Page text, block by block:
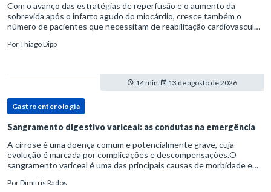
Com o avanço das estratégias de reperfusão e o aumento da
sobrevida após o infarto agudo do miocárdio, cresce também o
número de pacientes que necessitam de reabilitação cardiovascular
PorThiago Dipp
14 min. 13 de agosto de 2026
Gastroenterologia
Sangramento digestivo variceal: as condutas na emergência
A cirrose é uma doença comum e potencialmente grave, cuja
evolução é marcada por complicações e descompensações.O
sangramento variceal é uma das principais causas de morbidade e
hipertensão port
PorDimitris Rados